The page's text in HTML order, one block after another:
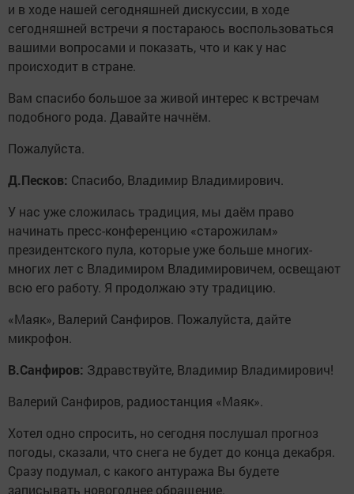
и в ходе нашей сегодняшней дискуссии, в ходе
сегодняшней встречи я постараюсь воспользоваться
вашими вопросами и показать, что и как у нас
происходит в стране.
Вам спасибо большое за живой интерес к встречам
подобного рода. Давайте начнём.
Пожалуйста.
Д.Песков: Спасибо, Владимир Владимирович.
У нас уже сложилась традиция, мы даём право
начинать пресс-конференцию «старожилам»
президентского пула, которые уже больше многих-
многих лет с Владимиром Владимировичем, освещают
всю его работу. Я продолжаю эту традицию.
«Маяк», Валерий Санфиров. Пожалуйста, дайте
микрофон.
В.Санфиров: Здравствуйте, Владимир Владимирович!
Валерий Санфиров, радиостанция «Маяк».
Хотел одно спросить, но сегодня послушал прогноз
погоды, сказали, что снега не будет до конца декабря.
Сразу подумал, с какого антуража Вы будете
записывать новогоднее обращение.